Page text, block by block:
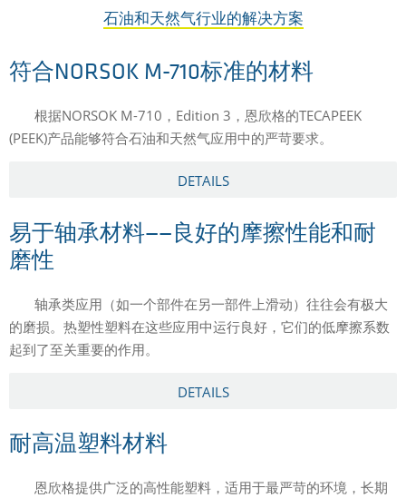
石油和天然气行业的解决方案
符合NORSOK M-710标准的材料
根据NORSOK M-710，Edition 3，恩欣格的TECAPEEK
(PEEK)产品能够符合石油和天然气应用中的严苛要求。
DETAILS
易于轴承材料——良好的摩擦性能和耐
磨性
轴承类应用（如一个部件在另一部件上滑动）往往会有极大
的磨损。热塑性塑料在这些应用中运行良好，它们的低摩擦系数
起到了至关重要的作用。
DETAILS
耐高温塑料材料
恩欣格提供广泛的高性能塑料，适用于最严苛的环境，长期